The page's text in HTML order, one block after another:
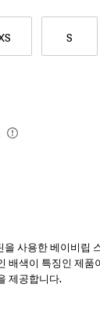
S
을 사용한 베이비립
배색이 특징인 제품
제공합니다.